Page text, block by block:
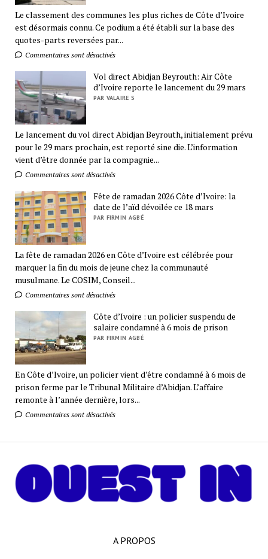
Le classement des communes les plus riches de Côte d’Ivoire
est désormais connu. Ce podium a été établi sur la base des
quotes-parts reversées par...
Commentaires sont désactivés
Vol direct Abidjan Beyrouth: Air Côte
d’Ivoire reporte le lancement du 29 mars
PAR VALAIRE S
Le lancement du vol direct Abidjan Beyrouth, initialement prévu
pour le 29 mars prochain, est reporté sine die. L’information
vient d’être donnée par la compagnie...
Commentaires sont désactivés
Fête de ramadan 2026 Côte d’Ivoire: la
date de l’aïd dévoilée ce 18 mars
PAR FIRMIN AGBÉ
La fête de ramadan 2026 en Côte d’Ivoire est célébrée pour
marquer la fin du mois de jeune chez la communauté
musulmane. Le COSIM, Conseil...
Commentaires sont désactivés
Côte d’Ivoire : un policier suspendu de
salaire condamné à 6 mois de prison
PAR FIRMIN AGBÉ
En Côte d’Ivoire, un policier vient d’être condamné à 6 mois de
prison ferme par le Tribunal Militaire d’Abidjan. L’affaire
remonte à l’année dernière, lors...
Commentaires sont désactivés
A PROPOS